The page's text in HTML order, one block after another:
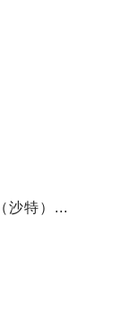
沙特）...